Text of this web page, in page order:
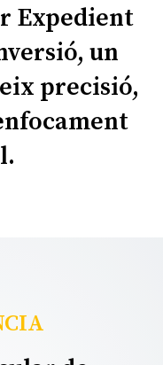
Expedient
un
precisió,